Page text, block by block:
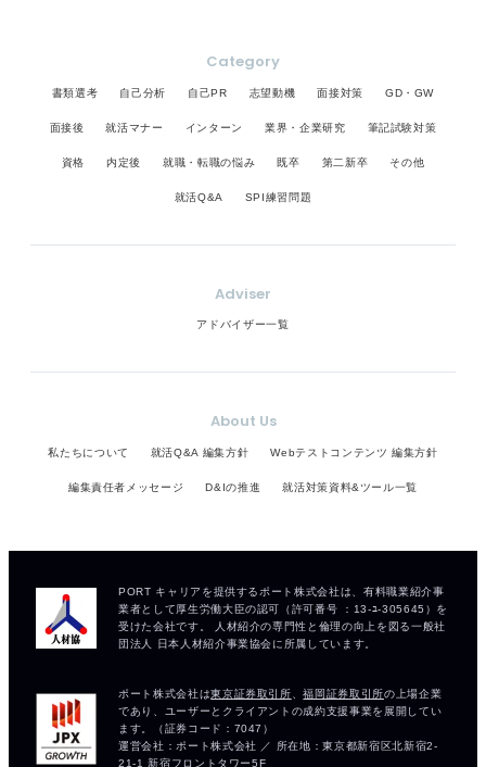
Category
書類選考 自己分析 自己PR 志望動機 面接対策 GD・GW
面接後 就活マナー インターン 業界・企業研究 筆記試験対策
資格 内定後 就職・転職の悩み 既卒 第二新卒 その他
就活Q&A SPI練習問題
Adviser
アドバイザー一覧
About Us
私たちについて 就活Q&A 編集方針 Webテストコンテンツ 編集方針
編集責任者メッセージ D&Iの推進 就活対策資料&ツール一覧